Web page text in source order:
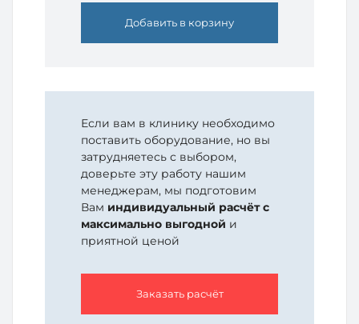
Добавить в корзину
Если вам в клинику необходимо
поставить оборудование, но вы
затрудняетесь с выбором,
доверьте эту работу нашим
менеджерам, мы подготовим
Вам индивидуальный расчёт с
максимально выгодной и
приятной ценой
Заказать расчёт